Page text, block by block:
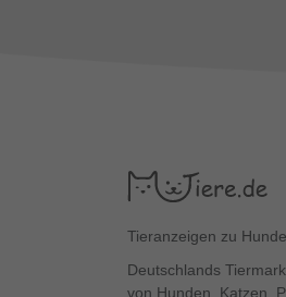
Tieranzeigen zu
Deutschlands
von Hunden, Katzen,